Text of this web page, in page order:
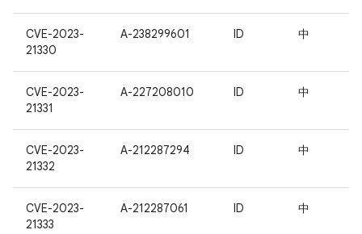
CVE-2023-
21330
A-238299601 ID 中
CVE-2023-
21331
A-227208010 ID 中
CVE-2023-
21332
A-212287294 ID 中
CVE-2023-
21333
A-212287061 ID 中